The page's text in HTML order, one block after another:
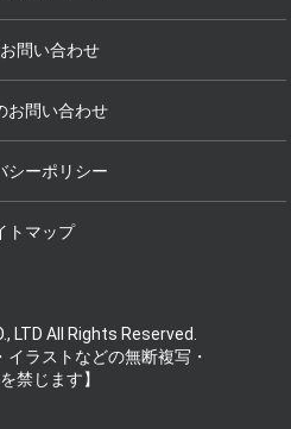
問い合わせ
お問い合わせ
シーポリシー
トマップ
LTD All Rights Reserved.
イラストなどの無断複写・
禁じます】